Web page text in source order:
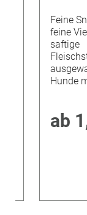
Feine
feine
saftige
Hunde
ab